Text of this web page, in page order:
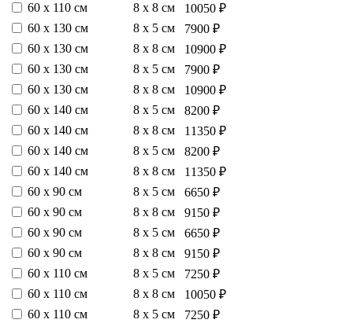
60 х 110 см
8 х 8 см
10050 ₽
60 х 130 см
8 х 5 см
7900 ₽
60 х 130 см
8 х 8 см
10900 ₽
60 х 130 см
8 х 5 см
7900 ₽
60 х 130 см
8 х 8 см
10900 ₽
60 х 140 см
8 х 5 см
8200 ₽
60 х 140 см
8 х 8 см
11350 ₽
60 х 140 см
8 х 5 см
8200 ₽
60 х 140 см
8 х 8 см
11350 ₽
60 х 90 см
8 х 5 см
6650 ₽
60 х 90 см
8 х 8 см
9150 ₽
60 х 90 см
8 х 5 см
6650 ₽
60 х 90 см
8 х 8 см
9150 ₽
60 х 110 см
8 х 5 см
7250 ₽
60 х 110 см
8 х 8 см
10050 ₽
60 х 110 см
8 х 5 см
7250 ₽